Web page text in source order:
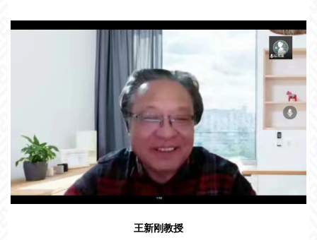
王新刚教授